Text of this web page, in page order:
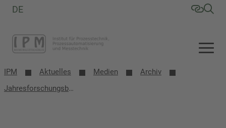
DE
IPM Aktuelles Medien
Archiv
Jahresforschungsbericht 2020